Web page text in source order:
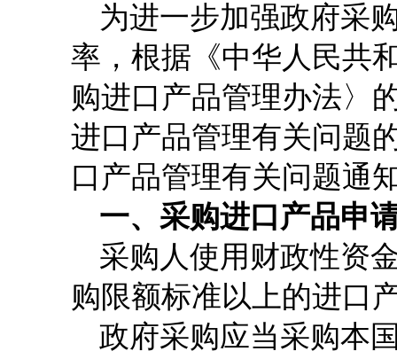
为进一步加强政府采
率，根据《中华人民共
购进口产品管理办法〉
进口产品管理有关问题
口产品管理有关问题通
一、采购进口产品申
采购人使用财政性资
购限额标准以上的进口
政府采购应当采购本